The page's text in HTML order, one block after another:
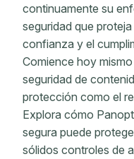
continuamente su
seguridad que
confianza y el
Comience hoy
seguridad de
protección como el
Explora cómo
segura puede
sólidos controles de